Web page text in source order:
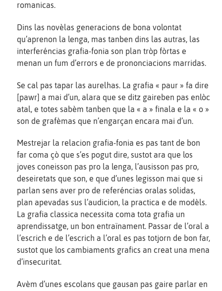
romanicas.
Dins las novèlas generacions de bona volontat
qu’aprenon la lenga, mas tanben dins las autras, las
interferéncias grafia-fonia son plan tròp fòrtas e
menan un fum d’errors e de prononciacions marridas.
Se cal pas tapar las aurelhas. La grafia « paur » fa dire
[pawr] a mai d’un, alara que se ditz gaireben pas enlòc
atal, e totes sabèm tanben que la « a » finala e la « o »
son de grafèmas que n’engarçan encara mai d’un.
Mestrejar la relacion grafia-fonia es pas tant de bon
far coma çò que s’es pogut dire, sustot ara que los
joves coneisson pas pro la lenga, l’ausisson pas pro,
deseiretats que son, e que d’unes legisson mai que si
parlan sens aver pro de referéncias oralas solidas,
plan apevadas sus l’audicion, la practica e de modèls.
La grafia classica necessita coma tota grafia un
aprendissatge, un bon entraïnament. Passar de l’oral a
l’escrich e de l’escrich a l’oral es pas totjorn de bon far,
sustot que los cambiaments grafics an creat una mena
d’insecuritat.
Avèm d’unes escolans que gausan pas gaire parlar en